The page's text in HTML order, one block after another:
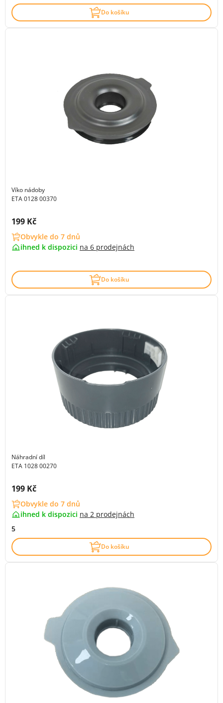
Do košíku
Víko nádoby
ETA 0128 00370
Cena s DPH:
199 Kč
Obvykle do 7 dnů
ihned k dispozici na 6 prodejnách
Do košíku
Náhradní díl
ETA 1028 00270
Cena s DPH:
199 Kč
Obvykle do 7 dnů
ihned k dispozici na 2 prodejnách
5
Do košíku